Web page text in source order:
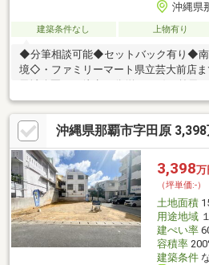
沖縄県
建築条件なし 上物有り
◆分筆相談可能◆セットバック有り◆
境◇・ファミリーマート県立芸大前店
1030m)・ローソン 首里久場川団地前店
末吉公園まで車で3分(約1170m)
沖縄県那覇市字田原 3,398
3,398万
（坪単価:-）
土地面積
用途地域
建ぺい率
容積率
建築条件